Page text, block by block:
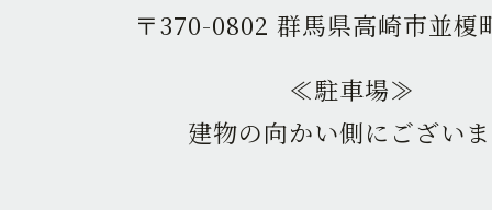
〒370-0802 群馬県高崎市並榎
≪駐車場≫
建物の向かい側にござい